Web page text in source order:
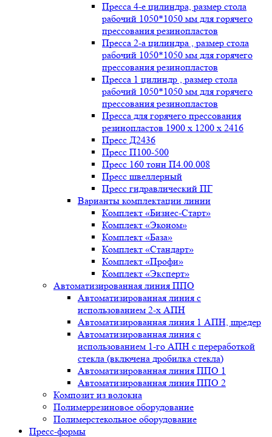
Пресса 4-е цилиндра, размер стола
рабочий 1050*1050 мм для горячего
прессования резинопластов
Пресса 2-а цилиндра , размер стола
рабочий 1050*1050 мм для горячего
прессования резинопластов
Пресса 1 цилиндр , размер стола
рабочий 1050*1050 мм для горячего
прессования резинопластов
Пресса для горячего прессования
резинопластов 1900 х 1200 х 2416
Пресс Д2436
Пресс П100-500
Пресс 160 тонн П4.00.008
Пресс швеллерный
Пресс гидравлический ПГ
Варианты комплектации линии
Комплект «Бизнес-Старт»
Комплект «Эконом»
Комплект «База»
Комплект «Стандарт»
Комплект «Профи»
Комплект «Эксперт»
Автоматизированная линия ППО
Автоматизированная линия с
использованием 2-х АПН
Автоматизированная линия 1 АПН, шредер
Автоматизированная линия с
использованием 1-го АПН с переработкой
стекла (включена дробилка стекла)
Автоматизированная линия ППО 1
Автоматизированная линия ППО 2
Композит из волокна
Полимеррезиновое оборудование
Полимерстекольное оборудование
Пресс-формы